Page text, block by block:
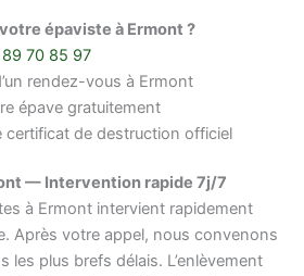
épaviste à Ermont ?
89 70 85 97
rendez-vous à Ermont
épave gratuitement
certificat de destruction officiel
— Intervention rapide 7j/7
à Ermont intervient rapidement
Après votre appel, nous convenons
les plus brefs délais. L’enlèvement